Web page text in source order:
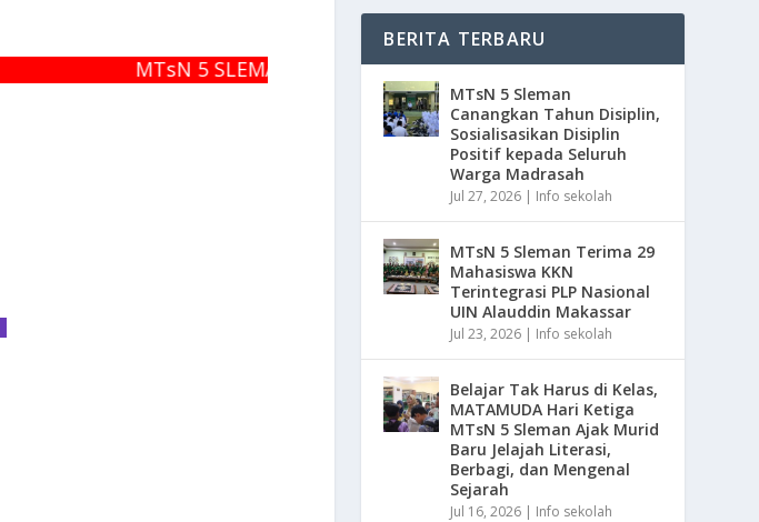
MTsN 5 SLEMAN – MADRASAH CYBER – DIGITAL – TAHFIDZ
BERITA TERBARU
MTsN 5 Sleman
Canangkan Tahun Disiplin,
Sosialisasikan Disiplin
Positif kepada Seluruh
Warga Madrasah
Jul 27, 2026 | Info sekolah
MTsN 5 Sleman Terima 29
Mahasiswa KKN
Terintegrasi PLP Nasional
UIN Alauddin Makassar
Jul 23, 2026 | Info sekolah
Belajar Tak Harus di Kelas,
MATAMUDA Hari Ketiga
MTsN 5 Sleman Ajak Murid
Baru Jelajah Literasi,
Berbagi, dan Mengenal
Sejarah
Jul 16, 2026 | Info sekolah